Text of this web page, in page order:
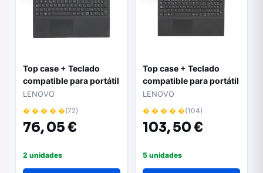
Top case + Teclado
compatible para portátil
LENOVO V15-ADA
Negro 5CB0Y99423
LENOVO
� � � � �(72)
76,05 €
2 unidades
Top case + Teclado
compatible para portátil
LENOVO V15-IGL
5CB0Z20943
LENOVO
� � � � �(104)
103,50 €
5 unidades